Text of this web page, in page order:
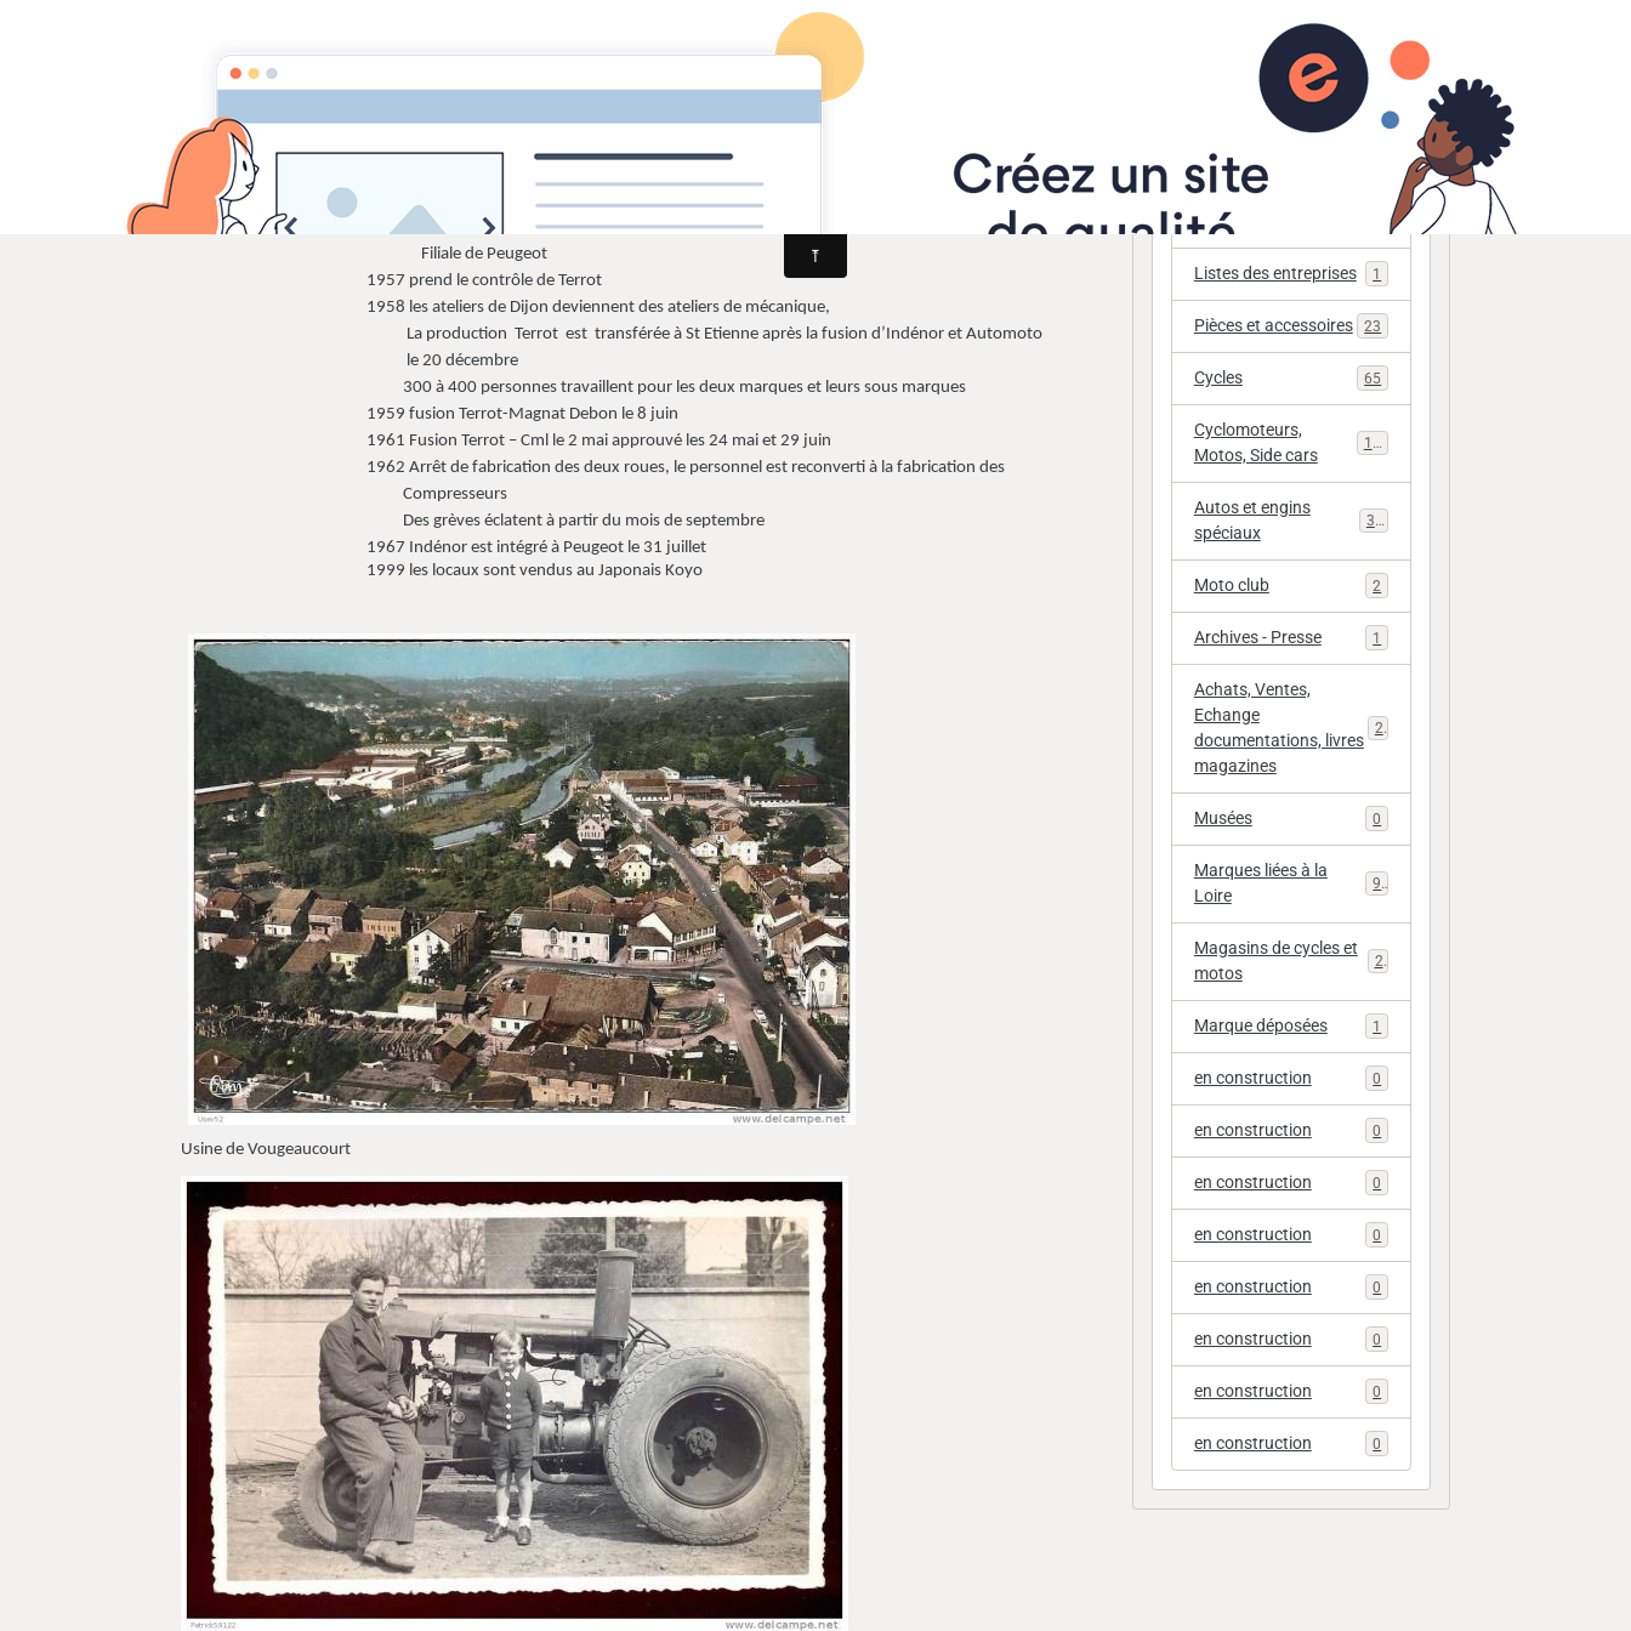
menu Bienvenue sur ce site
Indénor
Filiale de Peugeot
1957 prend le contrôle de Terrot
1958 les ateliers de Dijon deviennent des ateliers de mécanique,
La production Terrot est transférée à St Etienne après la fusion d’Indénor et Automoto
le 20décembre
300 à 400 personnes travaillent pour les deux marques et leurs sous marques
1959 fusion Terrot-Magnat Debon le 8 juin
1961 Fusion Terrot – Cml le 2 mai approuvé les 24 mai et 29 juin
1962 Arrêt de fabrication des deux roues, le personnel est reconverti à la fabrication des
Compresseurs
Des grèves éclatent à partir du mois de septembre
1967 Indénor est intégré à Peugeot le 31 juillet
1999 les locaux sont vendus au Japonais Koyo
Usine de Vougeaucourt
Catégories
Zone membres
Listes des entreprises 1
Pièces et accessoires 23
Cycles 65
Cyclomoteurs,
Motos, Side cars
112
Autos et engins
spéciaux
33
Moto club 2
Archives - Presse 1
Achats, Ventes,
Echange
documentations, livres
magazines
20
Musées 0
Marques liées à la
Loire
9
Magasins de cycles et
motos
2
Marque déposées 1
en construction 0
en construction 0
en construction 0
en construction 0
en construction 0
en construction 0
en construction 0
en construction 0